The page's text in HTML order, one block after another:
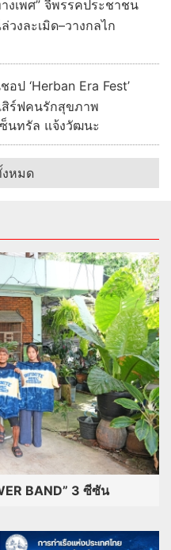
งเพศ” จี้พรรคประชาชน
งละเมิด–วางกลไก
ป ‘Herban Era Fest’
สิร์ฟคนรักสุขภาพ
นทรัล แจ้งวัฒนะ
หมด
BAND” 3 ซีซัน